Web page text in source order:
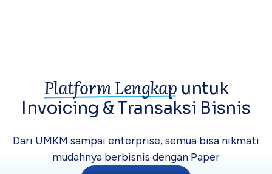
Platform Lengkap untuk
Invoicing &Transaksi Bisnis
Dari UMKM sampai enterprise, semua bisa nikmati
mudahnya berbisnis dengan Paper